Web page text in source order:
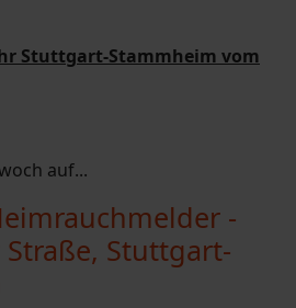
Stuttgart-Stammheim vom
auf...
-
Stuttgart-